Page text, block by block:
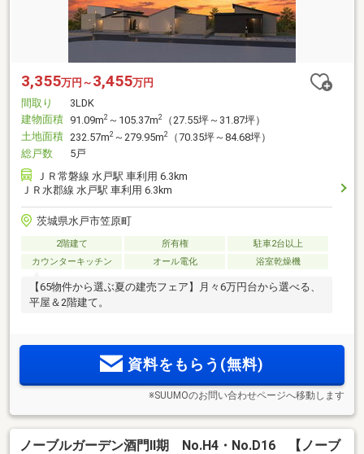
3,355万円～ 3,455万円
間取り
3LDK
建物面積 91.09m2 ～105.37m2
（27.55坪～31.87坪）
土地面積 232.57m2 ～279.95m2
（70.35坪～84.68坪）
総戸数
5戸
ＪＲ常磐線 水戸駅 車利用 6.3km
ＪＲ水郡線 水戸駅 車利用 6.3km
茨城県水戸市笠原町
2階建て 所有権
駐車2台以上
カウンターキッチン
オール電化 浴室乾燥機
【65物件から選ぶ夏の建売フェア】月々6万円台から選べる、
平屋＆2階建て。
資料をもらう(無料)
※SUUMOのお問い合わせページへ移動します
ノーブルガーデン酒門Ⅱ期 No.H4・No.D16 【ノーブ